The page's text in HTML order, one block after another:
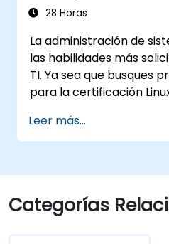
28 Horas
La administración de
las habilidades más
TI. Ya sea que busques
para la certificación
necesites capacitación
nueva carrera en IT con
refrescar tus
administrador de
impartido por un
Leer más...
Categorías